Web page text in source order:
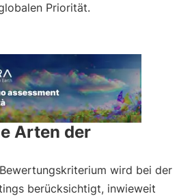
Priorität.
Arten der
wird bei der
berücksichtigt, inwieweit